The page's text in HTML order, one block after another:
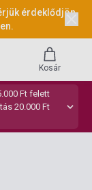
érdeklődjön
Ft felett
20.000 Ft
Kosár